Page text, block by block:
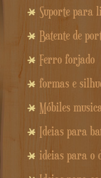
Suporte para
Batente de
Ferro forjado
formas e
Móbiles
Ideias para
ideias para o